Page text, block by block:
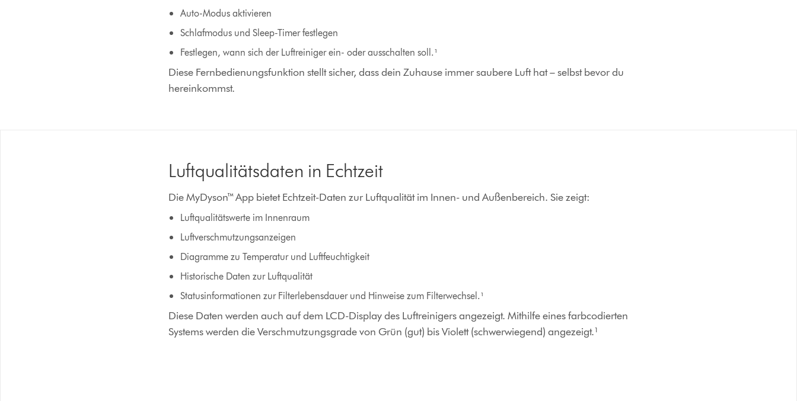
Auto-Modus aktivieren
Schlafmodus und Sleep-Timer festlegen
Festlegen, wann sich der Luftreiniger ein- oder ausschalten soll.¹
Diese Fernbedienungsfunktion stellt sicher, dass dein Zuhause immer saubere Luft hat – selbst bevor du
hereinkommst.
Luftqualitätsdaten in Echtzeit
Die MyDyson™ App bietet Echtzeit-Daten zur Luftqualität im Innen- und Außenbereich. Sie zeigt:
Luftqualitätswerte im Innenraum
Luftverschmutzungsanzeigen
Diagramme zu Temperatur und Luftfeuchtigkeit
Historische Daten zur Luftqualität
Statusinformationen zur Filterlebensdauer und Hinweise zum Filterwechsel.¹
Diese Daten werden auch auf dem LCD-Display des Luftreinigers angezeigt. Mithilfe eines farbcodierten
Systems werden die Verschmutzungsgrade von Grün (gut) bis Violett (schwerwiegend) angezeigt.¹